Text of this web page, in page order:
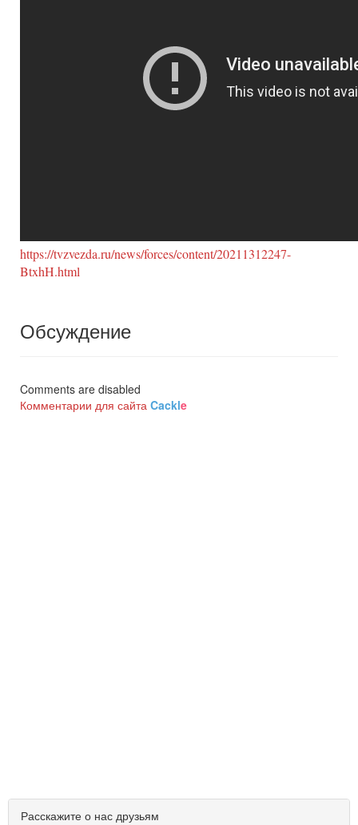
https://tvzvezda.ru/news/forces/content/20211312247-
BtxhH.html
Обсуждение
Comments are disabled
Комментарии для сайта Cackle
Расскажите о нас друзьям